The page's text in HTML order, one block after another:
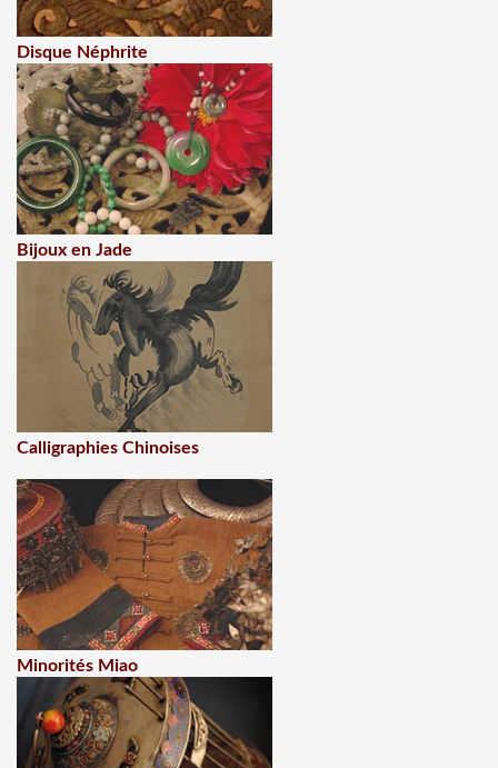
Disque Néphrite
Bijoux en Jade
Calligraphies Chinoises
Minorités Miao